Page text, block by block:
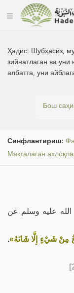
Ҳадис: Шубҳасиз,
зийнатлаган ва
албатта, уни
Бош
Синфлантириш:
Мақталаган
عليه وسلم عن
مِنْ شَيْءٍ إِلَّا شَانَهُ».